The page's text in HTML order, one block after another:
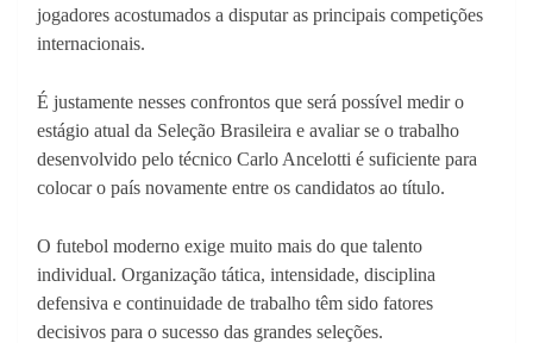
jogadores acostumados a disputar as principais competições
internacionais.
É justamente nesses confrontos que será possível medir o
estágio atual da Seleção Brasileira e avaliar se o trabalho
desenvolvido pelo técnico Carlo Ancelotti é suficiente para
colocar o país novamente entre os candidatos ao título.
O futebol moderno exige muito mais do que talento
individual. Organização tática, intensidade, disciplina
defensiva e continuidade de trabalho têm sido fatores
decisivos para o sucesso das grandes seleções.